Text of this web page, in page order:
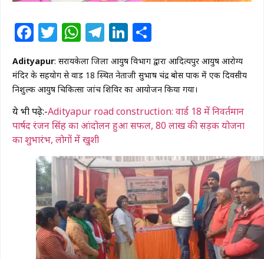
Facebook
Twitter
WhatsApp
Telegram
LinkedIn
Adityapur: सरायकेला जिला आयुष विभाग द्वारा आदित्यपुर आयुष आरोग्य
मंदिर के सहयोग से वार्ड 18 स्थित नेताजी सुभाष चंद्र बोस पार्क में एक दिवसीय
निशुल्क आयुष चिकित्सा जांच शिविर का आयोजन किया गया।
ये भी पढ़े:-Adityapur road construction: वार्ड 18 में निवर्तमान
पार्षद रंजन सिंह का आंदोलन हुआ सफल, 80 लाख की सड़क योजना
का शुभारंभ, लोगों में खुशी